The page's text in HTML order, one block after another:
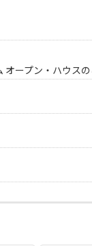
オープン・ハウス